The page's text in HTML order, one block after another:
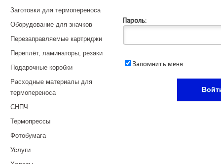
Заготовки для термопереноса
Оборудование для значков
Перезаправляемые картриджи
Переплёт, ламинаторы, резаки
Подарочные коробки
Расходные материалы для
термопереноса
СНПЧ
Термопрессы
Фотобумага
Услуги
Пароль:
Запомнить меня